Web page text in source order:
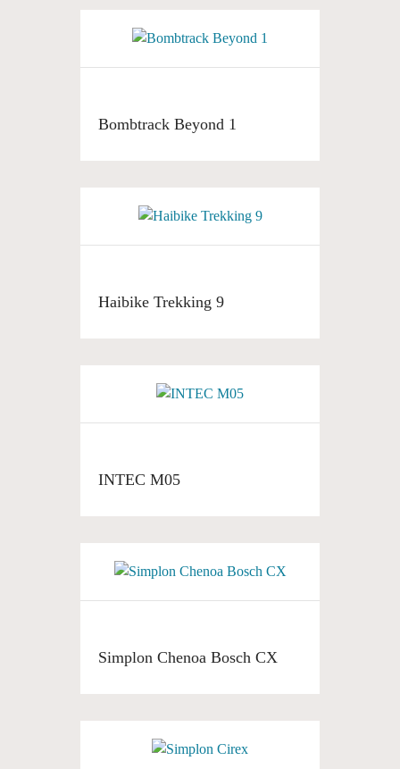
Bombtrack Beyond 1
Haibike Trekking 9
INTEC M05
Simplon Chenoa Bosch CX